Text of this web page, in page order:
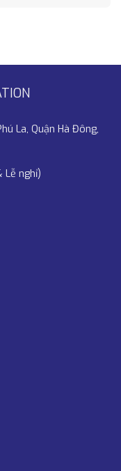
La, Quận Hà Đông,
Lễ nghỉ)